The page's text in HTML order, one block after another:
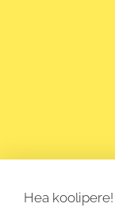
Hea koolipere!